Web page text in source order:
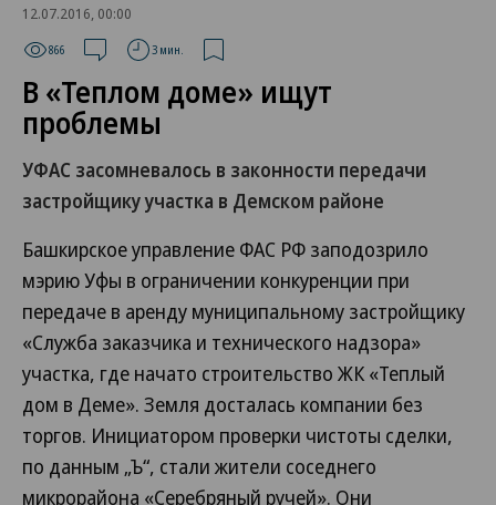
12.07.2016, 00:00
866 3 мин.
В «Теплом доме» ищут
проблемы
УФАС засомневалось в законности передачи
застройщику участка в Демском районе
Башкирское управление ФАС РФ заподозрило
мэрию Уфы в ограничении конкуренции при
передаче в аренду муниципальному застройщику
«Служба заказчика и технического надзора»
участка, где начато строительство ЖК «Теплый
дом в Деме». Земля досталась компании без
торгов. Инициатором проверки чистоты сделки,
по данным „Ъ“, стали жители соседнего
микрорайона «Серебряный ручей». Они